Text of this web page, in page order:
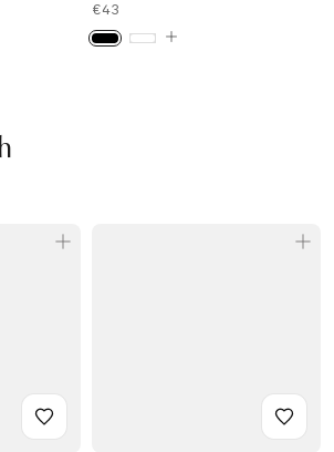
€43